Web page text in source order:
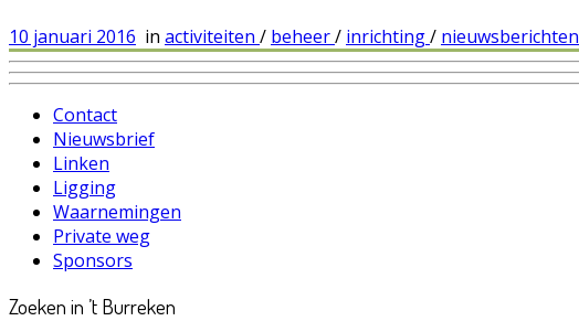
10 januari 2016 in activiteiten / beheer/ inrichting/ nieuwsberichten
Contact
Nieuwsbrief
Linken
Ligging
Waarnemingen
Private weg
Sponsors
Zoeken in ’t Burreken